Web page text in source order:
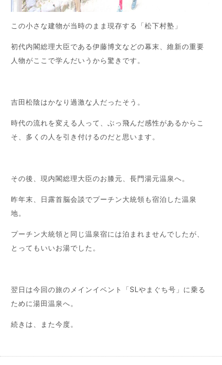
この小さな建物が当時のまま現存する「松下村塾」
初代内閣総理大臣である伊藤博文などの幕末、維新の重要
人物がここで学んだいうから驚きです。
吉田松陰はかなり過激な人だったそう。
時代の流れを変える人って、ぶっ飛んだ感性があるからこ
そ、多くの人を引き付けるのだと思います。
その後、現内閣総理大臣のお膝元、長門湯元温泉へ。
昨年末、日露首脳会談でプーチン大統領も宿泊した温泉
地。
プーチン大統領と同じ温泉宿には泊まれませんでしたが、
とってもいいお湯でした。
翌日は今回の旅のメインイベント「SLやまぐち号」に乗る
ために湯田温泉へ。
続きは、また今度。